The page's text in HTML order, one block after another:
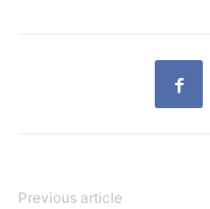
Previous article